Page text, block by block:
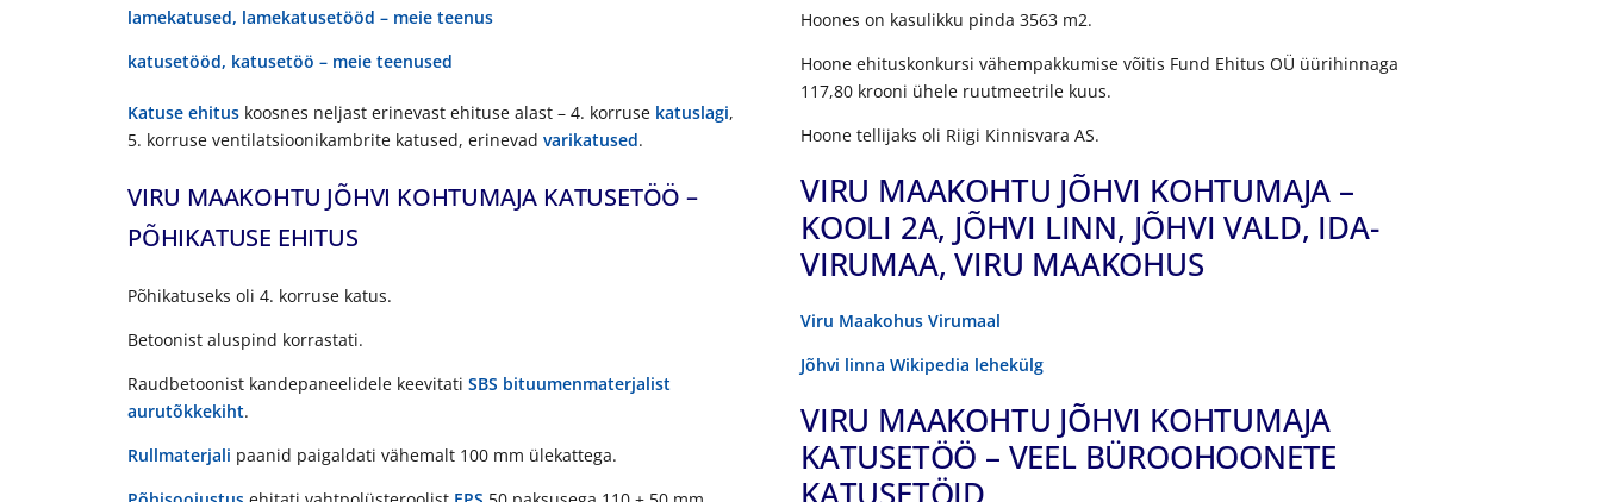
lamekatused, lamekatusetööd – meie teenus
katusetööd, katusetöö – meie teenused
Katuse ehitus koosnes neljast erinevast ehituse alast – 4. korruse katuslagi,
5. korruse ventilatsioonikambrite katused, erinevad varikatused.
VIRU MAAKOHTU JÕHVI KOHTUMAJA KATUSETÖÖ –
PÕHIKATUSE EHITUS
Põhikatuseks oli 4. korruse katus.
Betoonist aluspind korrastati.
Raudbetoonist kandepaneelidele keevitati SBS bituumenmaterjalist
aurutõkkekiht.
Rullmaterjali paanid paigaldati vähemalt 100 mm ülekattega.
Hoones on kasulikku pinda 3563 m2.
Hoone ehituskonkursi vähempakkumise võitis Fund Ehitus OÜ üürihinnaga
117,80 krooni ühele ruutmeetrile kuus.
Hoone tellijaks oli Riigi Kinnisvara AS.
VIRU MAAKOHTU JÕHVI KOHTUMAJA –
KOOLI 2A, JÕHVI LINN, JÕHVI VALD, IDA-
VIRUMAA, VIRU MAAKOHUS
Viru Maakohus Virumaal
Jõhvi linna Wikipedia lehekülg
VIRU MAAKOHTU JÕHVI KOHTUMAJA
KATUSETÖÖ – VEEL BÜROOHOONETE